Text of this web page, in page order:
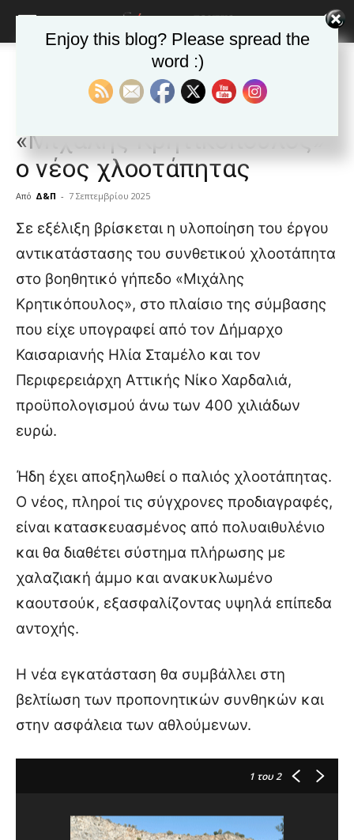
Ανακοινώσεις -θεσμικά
Ανακοινώσεις -θεσμικά Δημοφιλή άρθρα
Καισαριανή: Στο βοηθητικό
«Μιχάλης Κρητικόπουλος»
ο νέος χλοοτάπητας
Από Δ&Π - 7 Σεπτεμβρίου 2025
blonde
lesbians
very
hot
show.desi
xxx
lyons
teaches
you
the
meaning
of
pornhun
porn
Σε εξέλιξη βρίσκεται η υλοποίηση του έργου
αντικατάστασης του συνθετικού χλοοτάπητα
στο βοηθητικό γήπεδο «Μιχάλης
Κρητικόπουλος», στο πλαίσιο της σύμβασης
που είχε υπογραφεί από τον Δήμαρχο
Καισαριανής Ηλία Σταμέλο και τον
Περιφερειάρχη Αττικής Νίκο Χαρδαλιά,
προϋπολογισμού άνω των 400 χιλιάδων
ευρώ.
Ήδη έχει αποξηλωθεί ο παλιός χλοοτάπητας.
Ο νέος, πληροί τις σύγχρονες προδιαγραφές,
είναι κατασκευασμένος από πολυαιθυλένιο
και θα διαθέτει σύστημα πλήρωσης με
χαλαζιακή άμμο και ανακυκλωμένο
καουτσούκ, εξασφαλίζοντας υψηλά επίπεδα
αντοχής.
Η νέα εγκατάσταση θα συμβάλλει στη
βελτίωση των προπονητικών συνθηκών και
στην ασφάλεια των αθλούμενων.
1 του 2
Enjoy this blog? Please spread the
word :)